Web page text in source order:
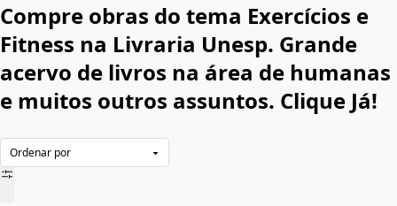
Compre obras do tema Exercícios e
Fitness na Livraria Unesp. Grande
acervo de livros na área de humanas
e muitos outros assuntos. Clique Já!